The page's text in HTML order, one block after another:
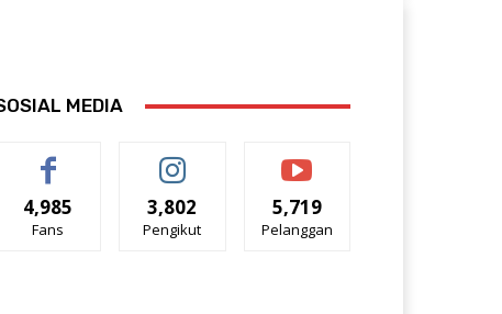
MEDIA
4,985
Fans
3,802
Pengikut
5,719
Pelanggan